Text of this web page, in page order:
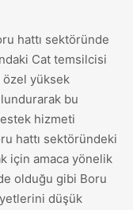
hattı sektöründe
Cat temsilcisi
özel yüksek
bu
hizmeti
hattı sektöründeki
için amaca yönelik
olduğu gibi Boru
düşük